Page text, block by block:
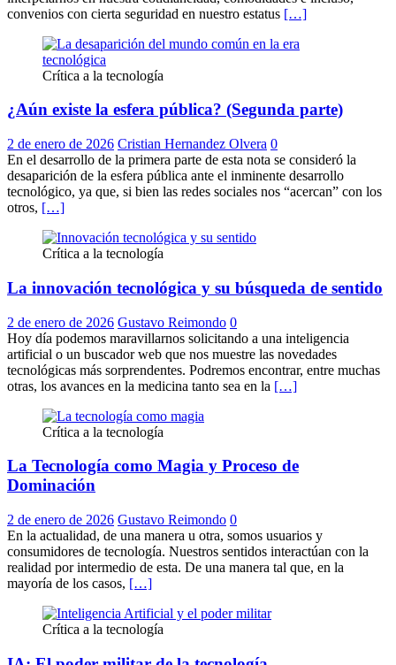
convenios con cierta seguridad en nuestro estatus […]
Crítica a la tecnología
¿Aún existe la esfera pública? (Segunda parte)
2 de enero de 2026 Cristian Hernandez Olvera 0
En el desarrollo de la primera parte de esta nota se consideró la
desaparición de la esfera pública ante el inminente desarrollo
tecnológico, ya que, si bien las redes sociales nos “acercan” con los
otros, […]
Crítica a la tecnología
La innovación tecnológica y su búsqueda de sentido
2 de enero de 2026 Gustavo Reimondo 0
Hoy día podemos maravillarnos solicitando a una inteligencia
artificial o un buscador web que nos muestre las novedades
tecnológicas más sorprendentes. Podremos encontrar, entre muchas
otras, los avances en la medicina tanto sea en la […]
Crítica a la tecnología
La Tecnología como Magia y Proceso de
Dominación
2 de enero de 2026 Gustavo Reimondo 0
En la actualidad, de una manera u otra, somos usuarios y
consumidores de tecnología. Nuestros sentidos interactúan con la
realidad por intermedio de esta. De una manera tal que, en la
mayoría de los casos, […]
Crítica a la tecnología